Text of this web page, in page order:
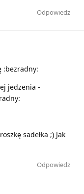
Odpowiedz
:bezradny:
jedzenia -
sadełka ;) Jak
Odpowiedz